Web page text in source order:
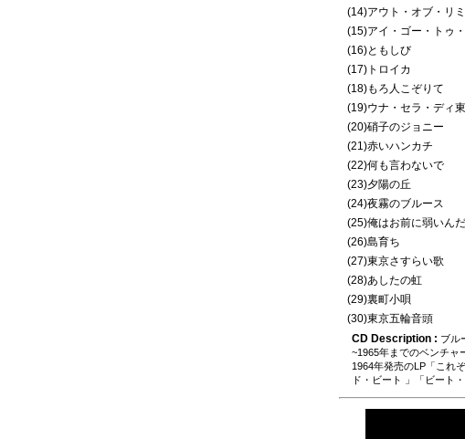
(14)アウト・オブ・リ
(15)アイ・ゴー・トゥ
(16)ともしび
(17)トロイカ
(18)もろ人こぞりて
(19)ウナ・セラ・ディ
(20)硝子のジョニー
(21)赤いハンカチ
(22)何も言わないで
(23)夕陽の丘
(24)夜霧のブルース
(25)俺はお前に弱いんだ
(26)島育ち
(27)東京さすらい歌
(28)あしたの虹
(29)裏町小唄
(30)東京五輪音頭
CD Description : ブル
~1965年までのベンチャ
1964年発売のLP「これ
ド・ビート 」「ビート